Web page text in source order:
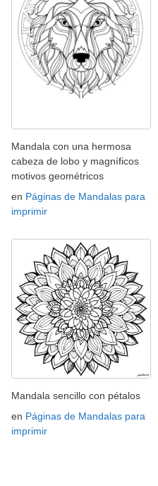
Mandala con una hermosa
cabeza de lobo y magníficos
motivos geométricos
en Páginas de Mandalas para
imprimir
Mandala sencillo con pétalos
en Páginas de Mandalas para
imprimir